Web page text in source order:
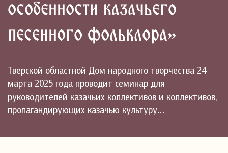
особенности казачьего
песенного фольклора»
Тверской областной Дом народного творчества 24
марта 2025 года проводит семинар для
руководителей казачьих коллективов и коллективов,
пропагандирующих казачью культуру…